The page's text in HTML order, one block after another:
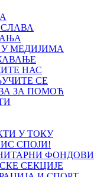
У МЕДИЈИМА
НАС
СЕ
ЗА ПОМОЋ
У ТОКУ
СПОЈИ!
ФОНДОВИ
СЕКЦИЈЕ